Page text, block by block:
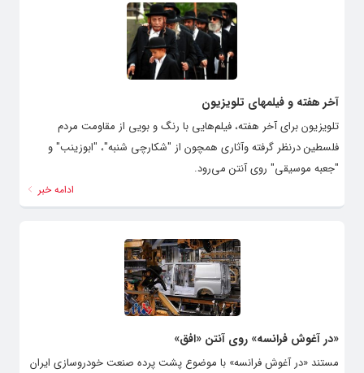
آخر هفته و فیلمهای تلویزیون
تلویزیون برای آخر هفته، فیلم‌هایی با رنگ و بویی از مقاومت مردم
فلسطین درنظر گرفته وآثاری همچون از "شکارچی شنبه"، "ابوزینب" و
"جعبه موسیقی" روی آنتن می‌رود.
ادامه خبر
«در آغوش فرانسه» روی آنتن «افق»
مستند «در آغوش فرانسه» با موضوع پشت پرده صنعت خودروسازی ایران